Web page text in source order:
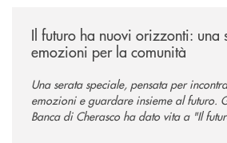
Il futuro ha nuovi orizzonti: una
emozioni per la comunità
Una serata speciale, pensata per
emozioni e guardare insieme al futuro.
Banca di Cherasco ha dato vita a "Il